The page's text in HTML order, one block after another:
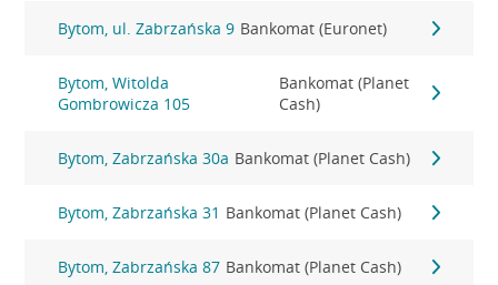
Bytom, ul. Zabrzańska 9 Bankomat (Euronet)
Bytom, Witolda
Gombrowicza 105
Bankomat (Planet
Cash)
Bytom, Zabrzańska 30a Bankomat (Planet Cash)
Bytom, Zabrzańska 31 Bankomat (Planet Cash)
Bytom, Zabrzańska 87 Bankomat (Planet Cash)